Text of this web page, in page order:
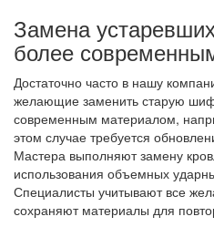
Замена
более
Достаточно часто в нашу
желающие заменить старую
современным материалом,
этом случае требуется
Мастера выполняют замену
использования объемных
Специалисты учитывают все
сохраняют материалы для